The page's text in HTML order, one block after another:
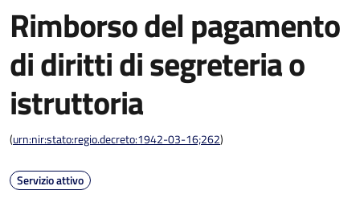
Rimborso del pagamento
di diritti di segreteria o
istruttoria
(urn:nir:stato:regio.decreto:1942-03-16;262)
Servizio attivo